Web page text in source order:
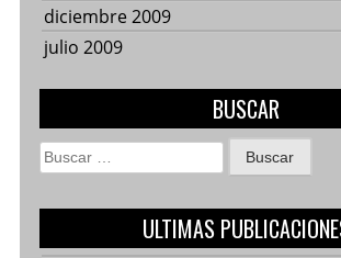
diciembre 2009
julio 2009
BUSCAR
Buscar:
ULTIMAS